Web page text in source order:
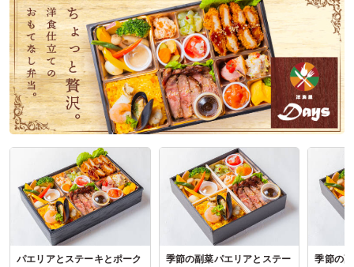
参加者の年齢：40代～50代男女比：女性多め
神奈川県川崎市中原区下小田中2026/06/12
特選牛ステーキ&焼肉 坂上の口コミをもっと見る
パエリアとステーキとポーク
季節の副菜パエリアとステー
季節の